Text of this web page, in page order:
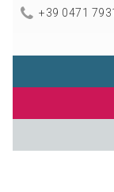
+39 0471